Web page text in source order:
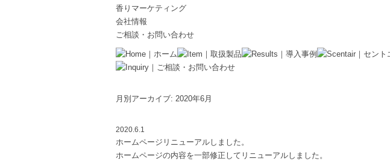
香りマーケティング
会社情報
ご相談・お問い合わせ
月別アーカイブ: 2020年6月
2020.6.1
ホームページリニューアルしました。
ホームページの内容を一部修正してリニューアルしました。